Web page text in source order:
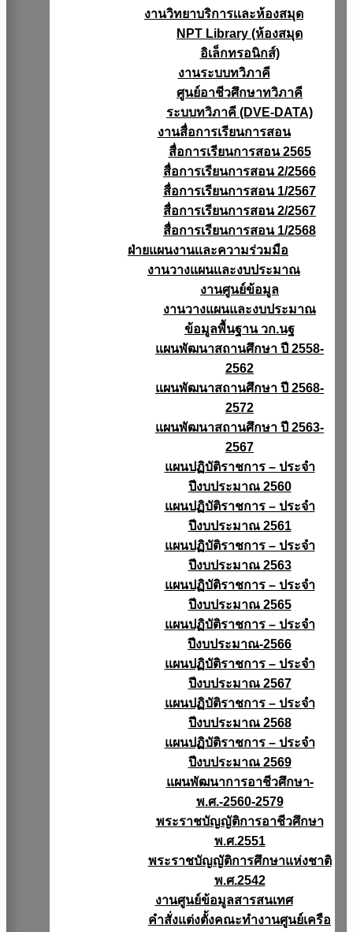
งานวิทยาบริการเเละห้องสมุด
NPT Library (ห้องสมุด
อิเล็กทรอนิกส์)
งานระบบทวิภาคี
ศูนย์อาชีวศึกษาทวิภาคี
ระบบทวิภาคี (DVE-DATA)
งานสื่อการเรียนการสอน
สื่อการเรียนการสอน 2565
สื่อการเรียนการสอน 2/2566
สื่อการเรียนการสอน 1/2567
สื่อการเรียนการสอน 2/2567
สื่อการเรียนการสอน 1/2568
ฝ่ายแผนงานเเละความร่วมมือ
งานวางแผนเเละงบประมาณ
งานศูนย์ข้อมูล
งานวางแผนและงบประมาณ
ข้อมูลพื้นฐาน วก.นฐ
แผนพัฒนาสถานศึกษา ปี 2558-
2562
แผนพัฒนาสถานศึกษา ปี 2568-
2572
แผนพัฒนาสถานศึกษา ปี 2563-
2567
แผนปฏิบัติราชการ – ประจำ
ปีงบประมาณ 2560
แผนปฏิบัติราชการ – ประจำ
ปีงบประมาณ 2561
แผนปฏิบัติราชการ – ประจำ
ปีงบประมาณ 2563
แผนปฏิบัติราชการ – ประจำ
ปีงบประมาณ 2565
แผนปฏิบัติราชการ – ประจำ
ปีงบประมาณ-2566
แผนปฏิบัติราชการ – ประจำ
ปีงบประมาณ 2567
แผนปฏิบัติราชการ – ประจำ
ปีงบประมาณ 2568
แผนปฏิบัติราชการ – ประจำ
ปีงบประมาณ 2569
แผนพัฒนาการอาชีวศึกษา-
พ.ศ.-2560-2579
พระราชบัญญัติการอาชีวศึกษา
พ.ศ.2551
พระราชบัญญัติการศึกษาแห่งชาติ
พ.ศ.2542
งานศูนย์ข้อมูลสารสนเทศ
คำสั่งแต่งตั้งคณะทำงานศูนย์เครือ